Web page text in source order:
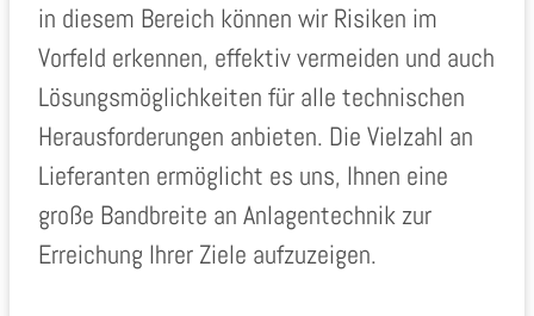
in diesem Bereich können wir Risiken im
Vorfeld erkennen, effektiv vermeiden und auch
Lösungsmöglichkeiten für alle technischen
Herausforderungen anbieten. Die Vielzahl an
Lieferanten ermöglicht es uns, Ihnen eine
große Bandbreite an Anlagentechnik zur
Erreichung Ihrer Ziele aufzuzeigen.